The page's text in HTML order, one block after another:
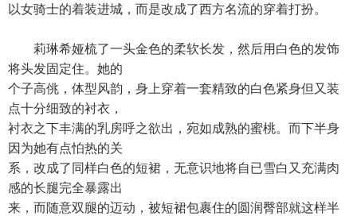
以女骑士的着装进城，而是改成了西方名流的穿着打扮。
莉琳希娅梳了一头金色的柔软长发，然后用白色的发饰
将头发固定住。她的
个子高佻，体型风韵，身上穿着一套精致的白色紧身但又装
点十分细致的衬衣，
衬衣之下丰满的乳房呼之欲出，宛如成熟的蜜桃。而下半身
因为她有点怕热的关
系，改成了同样白色的短裙，无意识地将自已雪白又充满肉
感的长腿完全暴露出
来，而随意双腿的迈动，被短裙包裹住的圆润臀部就这样半